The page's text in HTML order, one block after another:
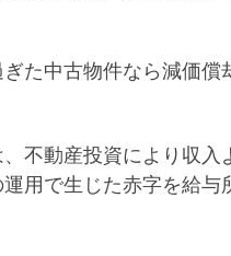
た中古物件なら減価償
不動産投資により収入
用で生じた赤字を給与